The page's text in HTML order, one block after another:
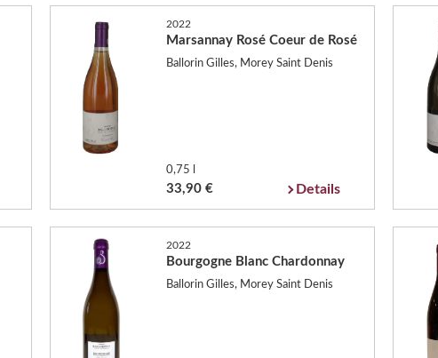
2022
Marsannay Rosé Coeur de Rosé
Ballorin Gilles, Morey Saint Denis
0,75 l
33,90 € Details
2022
Bourgogne Blanc Chardonnay
Ballorin Gilles, Morey Saint Denis